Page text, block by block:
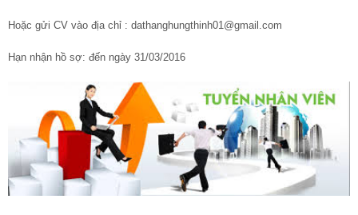
Hoặc gửi CV vào địa chỉ : dathanghungthinh01@gmail.com
Hạn nhận hồ sợ: đến ngày 31/03/2016